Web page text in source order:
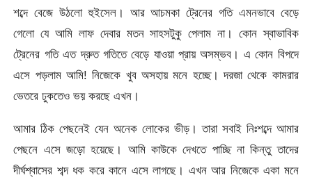
শব্দে বেজে উঠলো হুইসেল। আর আচমকা ট্রেনের গতি এমনভাবে বেড়ে
গেলো যে আমি লাফ দেবার মতন সাহসটুকু পেলাম না। কোন স্বাভাবিক
ট্রেনের গতি এত দ্রুত গতিতে বেড়ে যাওয়া প্রায় অসম্ভব। এ কোন বিপদে
এসে পড়লাম আমি! নিজেকে খুব অসহায় মনে হচ্ছে। দরজা থেকে কামরার
ভেতরে ঢুকতেও ভয় করছে এখন।
আমার ঠিক পেছনেই যেন অনেক লোকের ভীড়। তারা সবাই নিঃশব্দে আমার
পেছনে এসে জড়ো হয়েছে। আমি কাউকে দেখতে পাচ্ছি না কিন্তু তাদের
দীর্ঘশ্বাসের শব্দ ধক করে কানে এসে লাগছে। এখন আর নিজেকে একা মনে